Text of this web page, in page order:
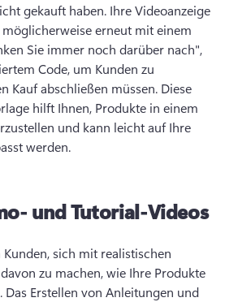
gekauft haben. Ihre Videoanzeige
erneut mit einem
Sie immer noch darüber nach",
Code, um Kunden zu
Kauf abschließen müssen. Diese
hilft Ihnen, Produkte in einem
und kann leicht auf Ihre
werden.
und Tutorial-Videos
sich mit realistischen
zu machen, wie Ihre Produkte
Das Erstellen von Anleitungen und